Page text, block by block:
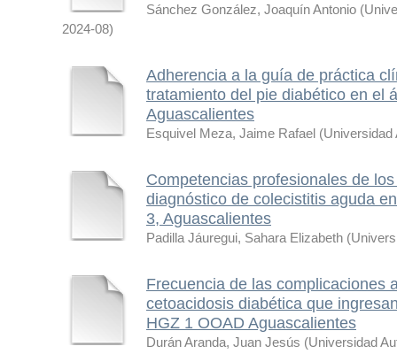
Sánchez González, Joaquín Antonio (
2024-08)
Adherencia a la guía de práctica
tratamiento del pie diabético en el
Aguascalientes
Esquivel Meza, Jaime Rafael (Universidad
Competencias profesionales de
diagnóstico de colecistitis aguda
3, Aguascalientes
Padilla Jáuregui, Sahara Elizabeth (
Frecuencia de las complicaciones
cetoacidosis diabética que
HGZ 1 OOAD Aguascalientes
Durán Aranda, Juan Jesús (Universidad